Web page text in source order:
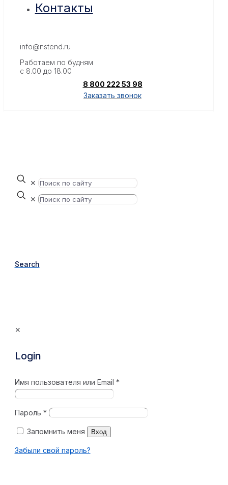
Контакты
info@nstend.ru
Работаем по будням
с 8.00 до 18.00
8 800 222 53 98
Заказать звонок
✕
✕
Search
✕
Login
Имя пользователя или Email *
Пароль *
Запомнить меня Вход
Забыли свой пароль?